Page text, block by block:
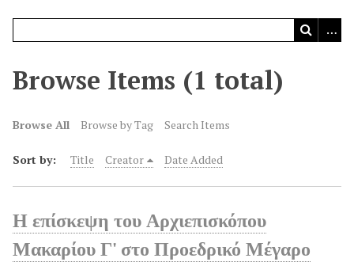
Browse Items (1 total)
Browse All Browse by Tag Search Items
Sort by: Title Creator Date Added
Η επίσκεψη του Αρχιεπισκόπου
Μακαρίου Γ' στο Προεδρικό Μέγαρο